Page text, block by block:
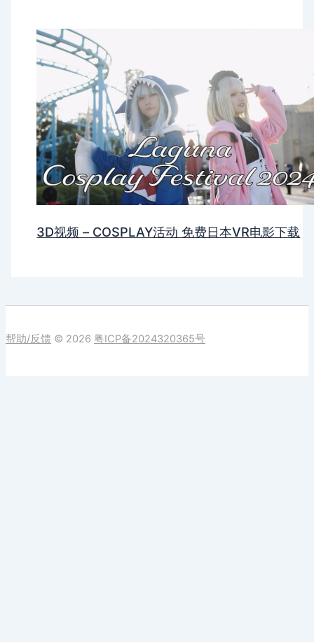
3D视频 – COSPLAY活动 免费日本VR电影下载
帮助/反馈 © 2026 粤ICP备2024320365号